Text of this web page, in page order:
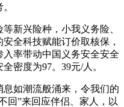
兴险种，小我义务险、
全科技赋能订价取核保，
率带动中国义务安全安全
密度为97。39元/人。
如潮流般涌来，令我们的
回”来回应伴侣、家人，以